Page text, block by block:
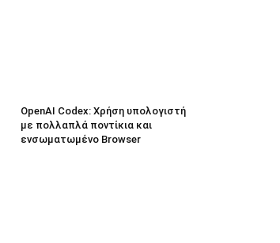
OpenAI Codex: Χρήση υπολογιστή
με πολλαπλά ποντίκια και
ενσωματωμένο Browser